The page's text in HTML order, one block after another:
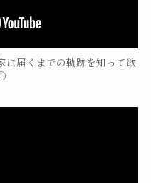
に届くまでの軌跡を知って欲